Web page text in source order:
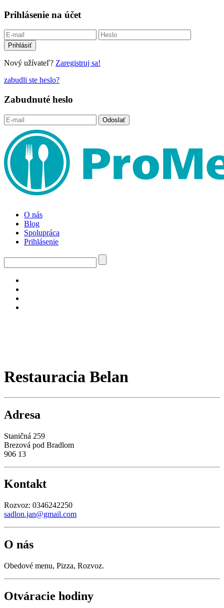
Prihlásenie na účet
Nový užívateľ? Zaregistruj sa!
zabudli ste heslo?
Zabudnuté heslo
O nás
Blog
Spolupráca
Prihlásenie
Restauracia Belan
Adresa
Staničná 259
Brezová pod Bradlom
906 13
Kontakt
Rozvoz: 0346242250
sadlon.jan@gmail.com
O nás
Obedové menu, Pizza, Rozvoz.
Otváracie hodiny